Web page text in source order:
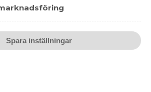
Raw Salty Caramel
239 kr
SPRIT
Spara inställningar